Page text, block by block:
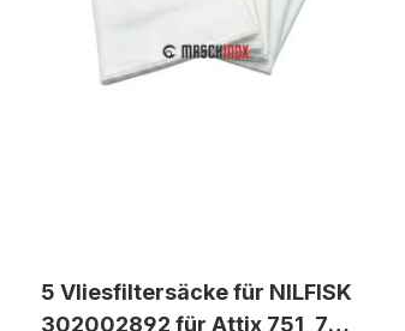
5 Vliesfiltersäcke für NILFISK
302002892 für Attix 751, 761,